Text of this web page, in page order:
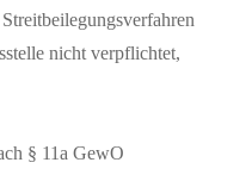
nicht verpflichtet,
§ 11a GewO